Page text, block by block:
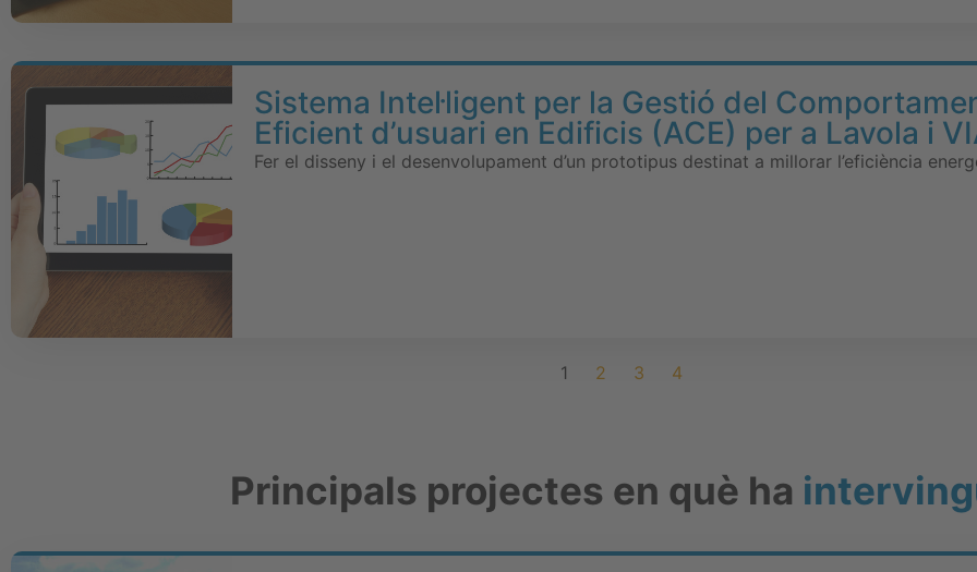
Sistema Intel·ligent per la Gestió del
Eficient d’usuari en Edificis (ACE) per a Lavola i
Fer el disseny i el desenvolupament d’un prototipus destinat a millorar l’eficiència
1 2 3 4
Principals projectes en què ha